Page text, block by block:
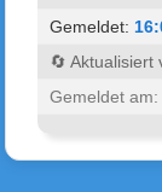
Gemeldet:
🔄 Aktualisiert
Gemeldet